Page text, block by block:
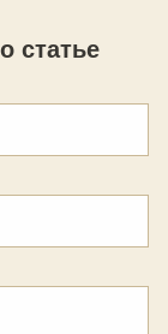
статье